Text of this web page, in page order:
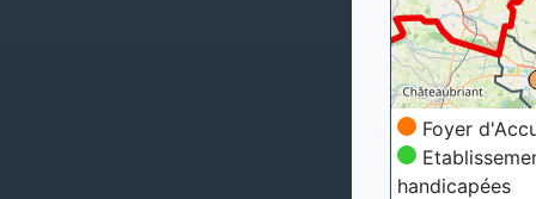
Foyer
handicapées